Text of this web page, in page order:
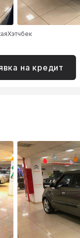
Хэтчбек
на кредит